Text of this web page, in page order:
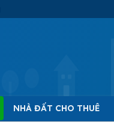
NHÀ ĐẤT CHO THUÊ